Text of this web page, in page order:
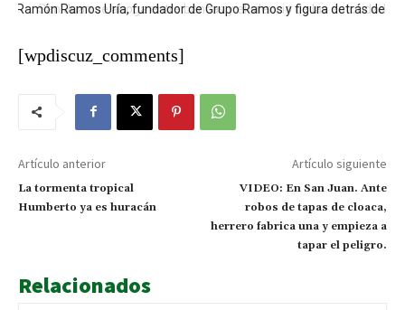
San Juan se ahoga entre bancas y el silencio de las autoridades
[wpdiscuz_comments]
Artículo anterior
La tormenta tropical
Humberto ya es huracán
Artículo siguiente
VIDEO: En San Juan. Ante
robos de tapas de cloaca,
herrero fabrica una y empieza a
tapar el peligro.
Relacionados